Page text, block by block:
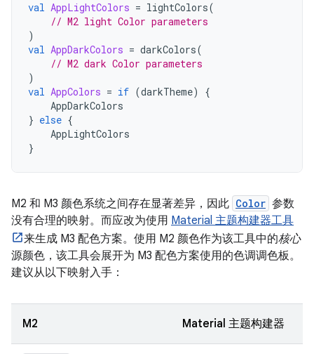
val AppLightColors = lightColors(
// M2 light Color parameters
)
val AppDarkColors = darkColors(
// M2 dark Color parameters
)
val AppColors = if (darkTheme)
{
AppDarkColors
} else {
AppLightColors
}
M2 和 M3 颜色系统之间存在显著差异，因此 Color 参数
没有合理的映射。而应改为使用 Material 主题构建器工具
来生成 M3 配色方案。使用 M2 颜色作为该工具中的核心
源颜色，该工具会展开为 M3 配色方案使用的色调调色板。
建议从以下映射入手：
M2 Material 主题构建器